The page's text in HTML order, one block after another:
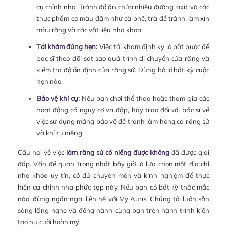
cụ chỉnh nha. Tránh đồ ăn chứa nhiều đường, axit và các
thực phẩm có màu đậm như cà phê, trà để tránh làm xỉn
màu răng và các vật liệu nha khoa.
Tái khám đúng hẹn: Việc tái khám định kỳ là bắt buộc để
bác sĩ theo dõi sát sao quá trình di chuyển của răng và
kiểm tra độ ổn định của răng sứ. Đừng bỏ lỡ bất kỳ cuộc
hẹn nào.
Bảo vệ khí cụ:Nếu bạn chơi thể thao hoặc tham gia các
hoạt động có nguy cơ va đập, hãy trao đổi với bác sĩ về
việc sử dụng máng bảo vệ để tránh làm hỏng cả răng sứ
và khí cụ niềng.
Câu hỏi về việc làm răng sứ có niềng được không đã được giải
đáp. Vấn đề quan trọng nhất bây giờ là lựa chọn một địa chỉ
nha khoa uy tín, có đủ chuyên môn và kinh nghiệm để thực
hiện ca chỉnh nha phức tạp này. Nếu bạn có bất kỳ thắc mắc
nào, đừng ngần ngại liên hệ với My Auris. Chúng tôi luôn sẵn
sàng lắng nghe và đồng hành cùng bạn trên hành trình kiến
tạo nụ cười hoàn mỹ.